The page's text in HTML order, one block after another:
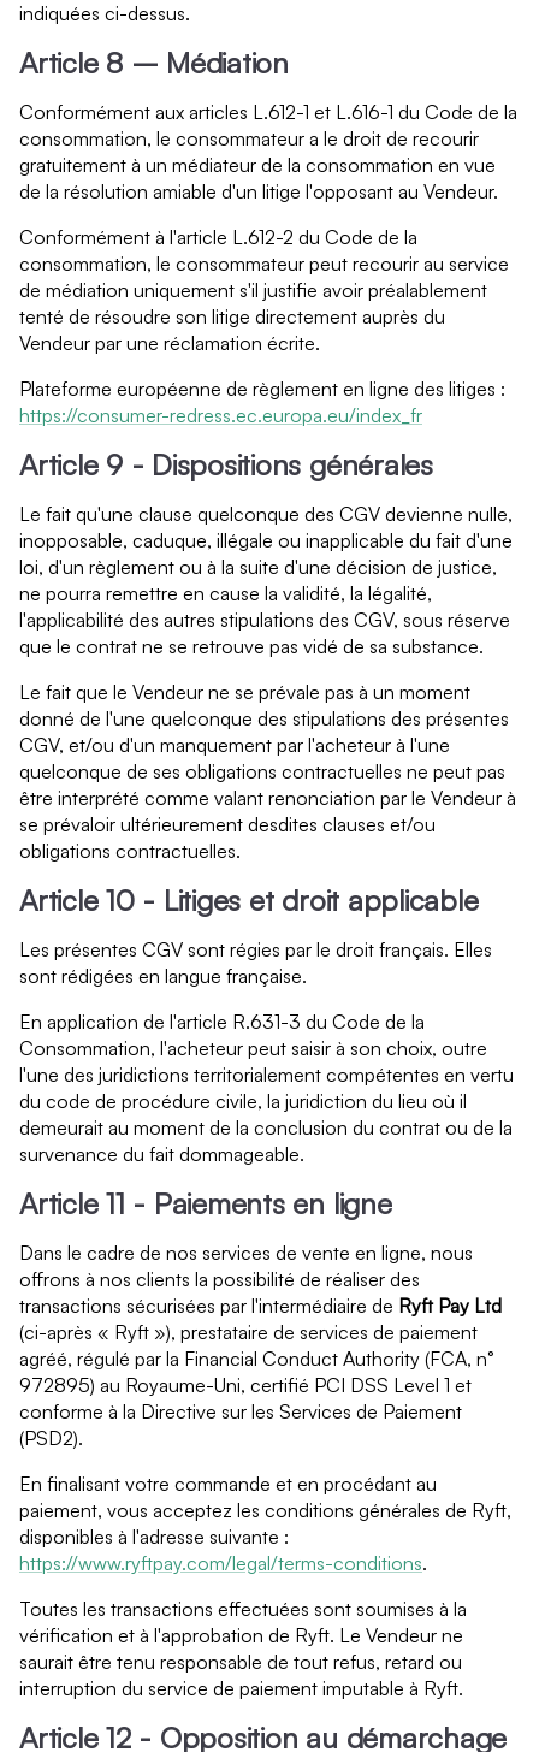
indiquées ci-dessus.
Article 8 – Médiation
Conformément aux articles L.612-1 et L.616-1 du Code de la
consommation, le consommateur a le droit de recourir
gratuitement à un médiateur de la consommation en vue
de la résolution amiable d'un litige l'opposant au Vendeur.
Conformément à l'article L.612-2 du Code de la
consommation, le consommateur peut recourir au service
de médiation uniquement s'il justifie avoir préalablement
tenté de résoudre son litige directement auprès du
Vendeur par une réclamation écrite.
Plateforme européenne de règlement en ligne des litiges :
https://consumer-redress.ec.europa.eu/index_fr
Article 9 - Dispositions générales
Le fait qu'une clause quelconque des CGV devienne nulle,
inopposable, caduque, illégale ou inapplicable du fait d'une
loi, d'un règlement ou à la suite d'une décision de justice,
ne pourra remettre en cause la validité, la légalité,
l'applicabilité des autres stipulations des CGV, sous réserve
que le contrat ne se retrouve pas vidé de sa substance.
Le fait que le Vendeur ne se prévale pas à un moment
donné de l'une quelconque des stipulations des présentes
CGV, et/ou d'un manquement par l'acheteur à l'une
quelconque de ses obligations contractuelles ne peut pas
être interprété comme valant renonciation par le Vendeur à
se prévaloir ultérieurement desdites clauses et/ou
obligations contractuelles.
Article 10 - Litiges et droit applicable
Les présentes CGV sont régies par le droit français. Elles
sont rédigées en langue française.
En application de l'article R.631-3 du Code de la
Consommation, l'acheteur peut saisir à son choix, outre
l'une des juridictions territorialement compétentes en vertu
du code de procédure civile, la juridiction du lieu où il
demeurait au moment de la conclusion du contrat ou de la
survenance du fait dommageable.
Article 11 - Paiements en ligne
Dans le cadre de nos services de vente en ligne, nous
offrons à nos clients la possibilité de réaliser des
transactions sécurisées par l'intermédiaire de Ryft Pay Ltd
(ci-après « Ryft »), prestataire de services de paiement
agréé, régulé par la Financial Conduct Authority (FCA, n°
972895) au Royaume-Uni, certifié PCI DSS Level 1 et
conforme à la Directive sur les Services de Paiement
(PSD2).
En finalisant votre commande et en procédant au
paiement, vous acceptez les conditions générales de Ryft,
disponibles à l'adresse suivante :
https://www.ryftpay.com/legal/terms-conditions.
Toutes les transactions effectuées sont soumises à la
vérification et à l'approbation de Ryft. Le Vendeur ne
saurait être tenu responsable de tout refus, retard ou
interruption du service de paiement imputable à Ryft.
Article 12 - Opposition au démarchage